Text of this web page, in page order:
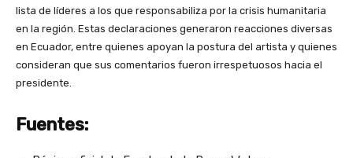
lista de líderes a los que responsabiliza por la crisis humanitaria
en la región. Estas declaraciones generaron reacciones diversas
en Ecuador, entre quienes apoyan la postura del artista y quienes
consideran que sus comentarios fueron irrespetuosos hacia el
presidente.
Fuentes: